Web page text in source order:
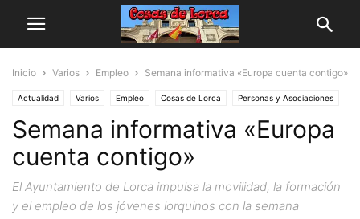
Inicio Varios Empleo Semana informativa «Europa cuenta contigo»
Actualidad Varios Empleo Cosas de Lorca Personas y Asociaciones
Semana informativa «Europa
cuenta contigo»
El Ayuntamiento de Lorca impulsa la movilidad, la formación
y el empleo de los jóvenes lorquinos con la semana